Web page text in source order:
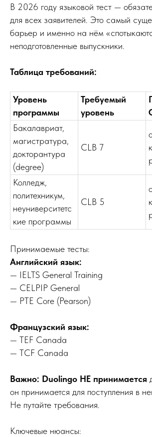
В 2026 году языковой тест —
для всех заявителей. Это самый
барьер и именно на нём
неподготовленные выпускники.
Таблица требований:
Уровень
программы
Требуемый
уровень
Бакалавриат,
магистратура,
докторантура
(degree)
CLB 7
Колледж,
политехникум,
неуниверситетс
кие программы
CLB 5
Принимаемые тесты:
Английский язык:
— IELTS General Training
— CELPIP General
— PTE Core (Pearson)
Французский язык:
— TEF Canada
— TCF Canada
Важно: Duolingo НЕ принимается
он принимается для поступления в
Не путайте требования.
Ключевые нюансы: